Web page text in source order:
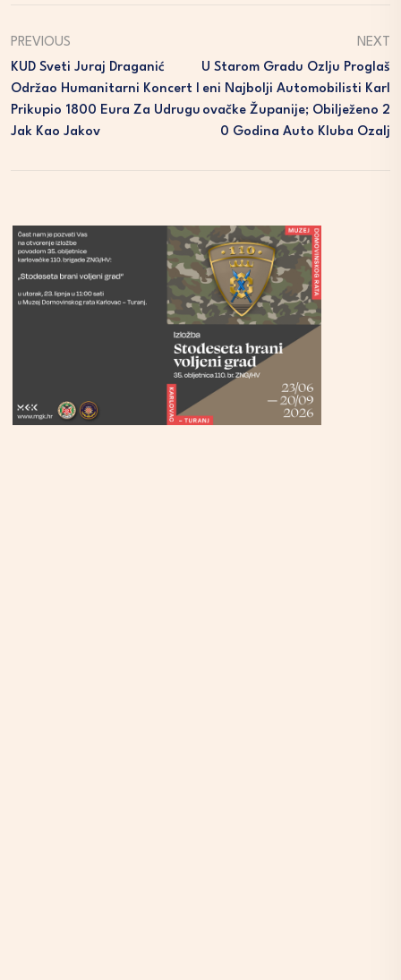
PREVIOUS
KUD Sveti Juraj Draganić
Održao Humanitarni Koncert I
Prikupio 1800 Eura Za Udrugu
Jak Kao Jakov
NEXT
U Starom Gradu Ozlju Proglaš
Eni Najbolji Automobilisti Karl
Ovačke Županije; Obilježeno 2
0 Godina Auto Kluba Ozalj